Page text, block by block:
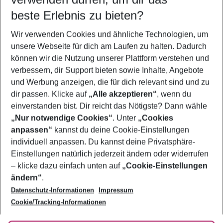
5-8 Nächte
2 Erwachsene Keine Kinder
Mehr Filter anzeigen
Footer
Footer navigation
Über uns
AGB
Bestpreisgarantie
Cookie-Einstellungen ändern
Cookie-Richtlinie
Agenturbetreuung
Barrierefreies Reisen
Folge uns
beste Erlebnis zu bieten?
Wir verwenden Cookies und ähnliche Technologien, um
unsere Webseite für dich am Laufen zu halten. Dadurch
können wir die Nutzung unserer Plattform verstehen und
verbessern, dir Support bieten sowie Inhalte, Angebote
und Werbung anzeigen, die für dich relevant sind und zu
dir passen. Klicke auf „Alle akzeptieren“, wenn du
einverstanden bist. Dir reicht das Nötigste? Dann wähle
„Nur notwendige Cookies“. Unter „Cookies
anpassen“ kannst du deine Cookie-Einstellungen
individuell anpassen. Du kannst deine Privatsphäre-
Einstellungen natürlich jederzeit ändern oder widerrufen
– klicke dazu einfach unten auf „Cookie-Einstellungen
ändern“.
Datenschutz-Informationen
Impressum
Cookie/Tracking-Informationen